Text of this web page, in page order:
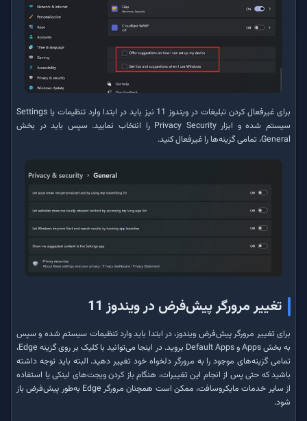
برای غیرفعال کردن تبلیغات در ویندوز 11 نیز باید در ابتدا وارد تنظیمات یا Settings
سیستم شده و ابزار Privacy Security را انتخاب نمایید. سپس باید در بخش
General، تمامی گزینه‌ها را غیرفعال کنید.
تغییر مرورگر پیش‌فرض در ویندوز 11
برای تغییر مرورگر پیش‌فرض ویندوز، در ابتدا باید وارد تنظیمات سیستم شده و سپس
به بخش Apps و Default Apps بروید. در اینجا می‌توانید با کلیک بر روی گزینه Edge،
تمامی گزینه‌های موجود را به مرورگر دلخواه خود تغییر دهید. البته باید توجه داشته
باشید که حتی پس از انجام این تغییرات، هنگام باز کردن ویجت‌های لینکی یا استفاده
از سایر خدمات مایکروسافت، ممکن است همچنان مرورگر Edge به‌طور پیش‌فرض باز
شود.